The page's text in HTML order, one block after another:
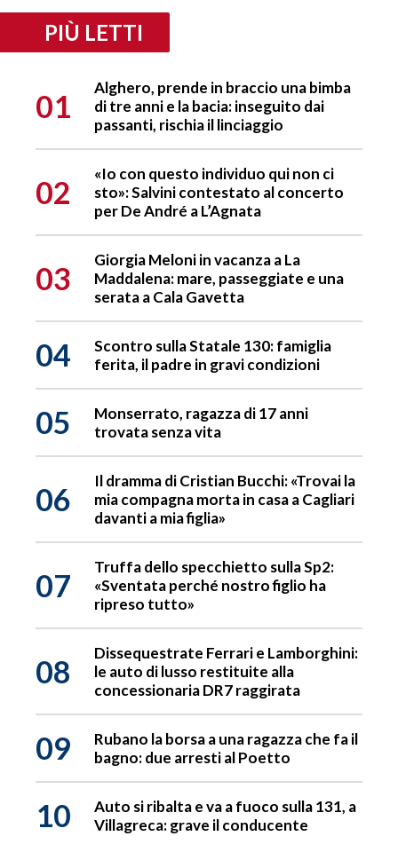
PIÙ LETTI
01
Alghero, prende in braccio una bimba
di tre anni e la bacia: inseguito dai
passanti, rischia il linciaggio
02
«Io con questo individuo qui non ci
sto»: Salvini contestato al concerto
per De André a L’Agnata
03
Giorgia Meloni in vacanza a La
Maddalena: mare, passeggiate e una
serata a Cala Gavetta
04
Scontro sulla Statale 130: famiglia
ferita, il padre in gravi condizioni
05
Monserrato, ragazza di 17 anni
trovata senza vita
06
Il dramma di Cristian Bucchi: «Trovai la
mia compagna morta in casa a Cagliari
davanti a mia figlia»
07
Truffa dello specchietto sulla Sp2:
«Sventata perché nostro figlio ha
ripreso tutto»
08
Dissequestrate Ferrari e Lamborghini:
le auto di lusso restituite alla
concessionaria DR7 raggirata
09
Rubano la borsa a una ragazza che fa il
bagno: due arresti al Poetto
10
Auto si ribalta e va a fuoco sulla 131, a
Villagreca: grave il conducente